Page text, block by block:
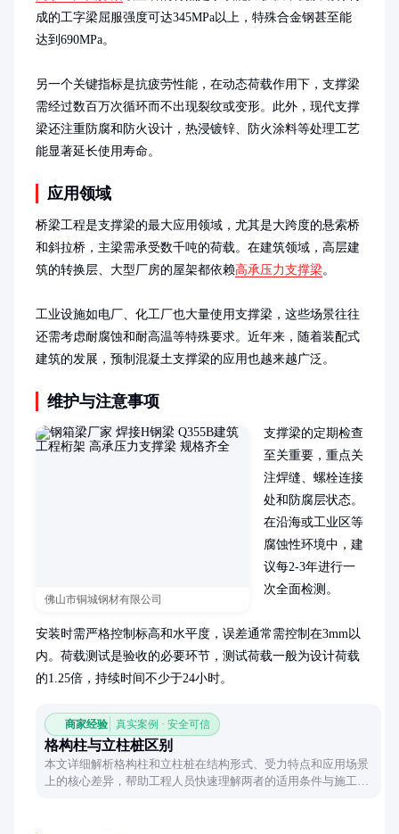
成的工字梁屈服强度可达345MPa以上，特殊合金钢甚至能
达到690MPa。
另一个关键指标是抗疲劳性能，在动态荷载作用下，支撑梁
需经过数百万次循环而不出现裂纹或变形。此外，现代支撑
梁还注重防腐和防火设计，热浸镀锌、防火涂料等处理工艺
能显著延长使用寿命。
应用领域
桥梁工程是支撑梁的最大应用领域，尤其是大跨度的悬索桥
和斜拉桥，主梁需承受数千吨的荷载。在建筑领域，高层建
筑的转换层、大型厂房的屋架都依赖高承压力支撑梁。
工业设施如电厂、化工厂也大量使用支撑梁，这些场景往往
还需考虑耐腐蚀和耐高温等特殊要求。近年来，随着装配式
建筑的发展，预制混凝土支撑梁的应用也越来越广泛。
维护与注意事项
佛山市铜城钢材有限公司
支撑梁的定期检查
至关重要，重点关
注焊缝、螺栓连接
处和防腐层状态。
在沿海或工业区等
腐蚀性环境中，建
议每2-3年进行一
次全面检测。
安装时需严格控制标高和水平度，误差通常需控制在3mm以
内。荷载测试是验收的必要环节，测试荷载一般为设计荷载
的1.25倍，持续时间不少于24小时。
商家经验 真实案例 · 安全可信
格构柱与立柱桩区别
本文详细解析格构柱和立柱桩在结构形式、受力特点和应用场景
上的核心差异，帮助工程人员快速理解两者的适用条件与施工要